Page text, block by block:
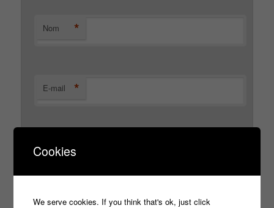
Nom *
E-mail *
Site web
Cookies
We serve cookies. If you think that's ok, just click